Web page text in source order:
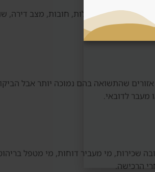
משני בודקים בעלות, חובות, מצב דירה,
שהתשואה בהם נמוכה יותר אבל
מעבר לדובאי.
שכירות, מי מעביר דוחות, מי מטפל
הרכישה.